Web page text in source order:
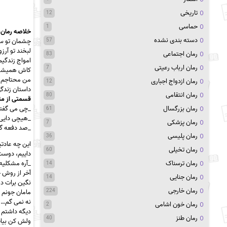
خلاصه
چشمان تو
لبخند تو
امواج
کاش همیشه
من
داستان
قسمتی از
_چی می
_هیچی
_صد دفعه
این چه
داییم،
_آره
آخر از
نگین برات
مامان
نه نمی گم…
دیگه
ولش کن
تاریخی 12
حماسی 1
دسته بندی نشده 57
رمان اجتماعی 83
رمان ارباب رعیتی 7
رمان ازدواج اجباری 12
رمان انتقامی 80
رمان بزرگسال 61
رمان پزشکی 7
رمان پلیسی 36
رمان تخیلی 60
رمان ترسناک 14
رمان جنایی 14
رمان خارجی 224
رمان خون اشامی 2
رمان طنز 40